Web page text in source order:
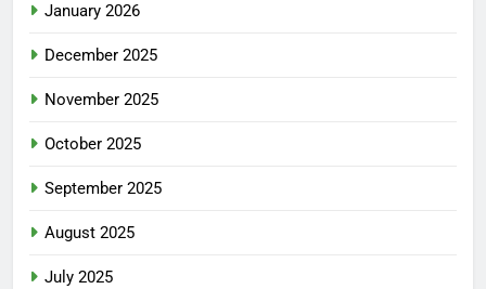
January 2026
December 2025
November 2025
October 2025
September 2025
August 2025
July 2025